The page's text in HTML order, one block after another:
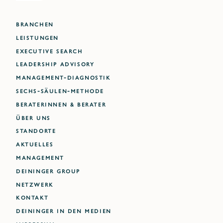
BRANCHEN
LEISTUNGEN
EXECUTIVE SEARCH
LEADERSHIP ADVISORY
MANAGEMENT-DIAGNOSTIK
SECHS-SÄULEN-METHODE
BERATERINNEN & BERATER
ÜBER UNS
STANDORTE
AKTUELLES
MANAGEMENT
DEININGER GROUP
NETZWERK
KONTAKT
DEININGER IN DEN MEDIEN